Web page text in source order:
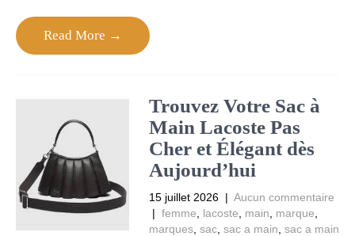
Read More →
Trouvez Votre Sac à
Main Lacoste Pas
Cher et Élégant dès
Aujourd’hui
15 juillet 2026 | Aucun commentaire
| femme lacoste main marque
marques, sac, sac a main sac a main